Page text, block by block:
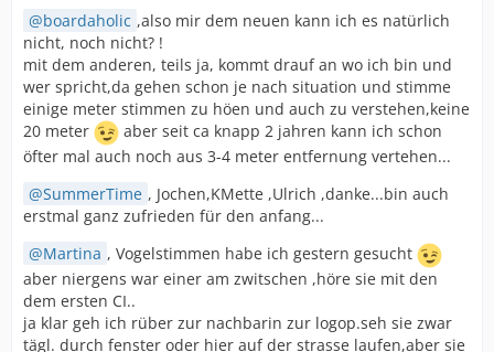
boardaholic ,also mir dem neuen kann ich es natürlich
nicht, noch nicht? !
mit dem anderen, teils ja, kommt drauf an wo ich bin und
wer spricht,da gehen schon je nach situation und stimme
einige meter stimmen zu höen und auch zu verstehen,keine
20 meter
aber seit ca knapp 2 jahren kann ich schon
öfter mal auch noch aus 3-4 meter entfernung vertehen...
SummerTime , Jochen,KMette ,Ulrich ,danke...bin auch
erstmal ganz zufrieden für den anfang...
Martina , Vogelstimmen habe ich gestern gesucht
aber niergens war einer am zwitschen ,höre sie mit den
dem ersten CI..
ja klar geh ich rüber zur nachbarin zur logop.seh sie zwar
tägl. durch fenster oder hier auf der strasse laufen,aber sie